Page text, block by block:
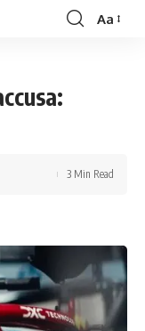
Font
Aa
3 Min Read